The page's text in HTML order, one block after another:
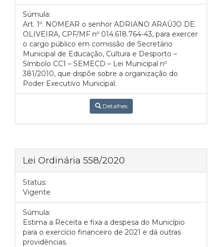
Súmula:
Art. 1º. NOMEAR o senhor ADRIANO ARAÚJO DE
OLIVEIRA, CPF/MF nº 014.618.764-43, para exercer
o cargo público em comissão de Secretário
Municipal de Educação, Cultura e Desporto –
Símbolo CC1 – SEMECD – Lei Municipal nº
381/2010, que dispõe sobre a organização do
Poder Executivo Municipal.
Detalhes
Lei Ordinária 558/2020
Status:
Vigente
Súmula:
Estima a Receita e fixa a despesa do Município
para o exercício financeiro de 2021 e dá outras
providências.